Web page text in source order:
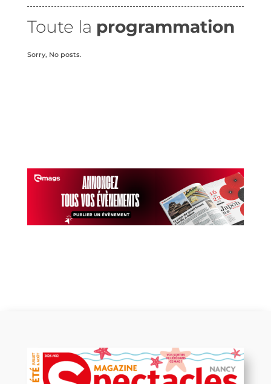
Toute la programmation
Sorry, No posts.